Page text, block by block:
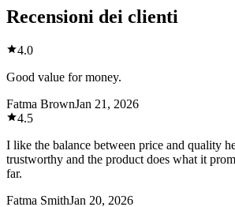
Recensioni dei clienti
4.0
Good value for money.
Fatma BrownJan 21, 2026
4.5
I like the balance between price and quality
trustworthy and the product does what it
far.
Fatma SmithJan 20, 2026